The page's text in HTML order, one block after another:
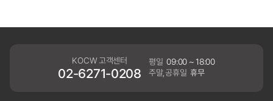
KOCW 고객센터
02-6271-0208
평일 09:00 ~ 18:00
주말,공휴일 휴무